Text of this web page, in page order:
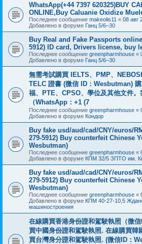
WhatsApp(+44 7397 620325)BUY
ONLINE,Buy Caluanie Oxidize
Последнее сообщение makeolis11 « 08 авг
Добавлено в форуме Ганц 5/6–30
Buy Real and Fake Passports
5912) ID card, Drivers license, buy
Последнее сообщение greenpharmhouse «
Добавлено в форуме Ганц 5/6–30
無需考試購買 IELTS、PMP、
TELC 證書 (微信 ID：Wesbutman)
福、PTE、CPSO、學位及其他文件
（WhatsApp：+1 (7
Последнее сообщение greenpharmhouse «
Добавлено в форуме Кондор
Buy fake usd/aud/cad/CNY/euros/
279-5912) Buy counterfeit Chinese
Wesbutman)
Последнее сообщение greenpharmhouse «
Добавлено в форуме КПМ 32/5 ЗПТО им.
Buy fake usd/aud/cad/CNY/euros/
279-5912) Buy counterfeit Chinese
Wesbutman)
Последнее сообщение greenpharmhouse «
Добавлено в форуме КПМ 40-27-10,5
машиностроения
在線購買香港身份證和駕駛執照（微
買中國身份證和駕駛執照. 在線購買韓
買台灣身分證和駕駛執照. (微信ID：